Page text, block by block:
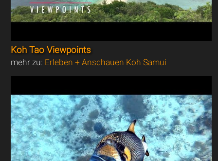
Koh Tao Viewpoints
mehr zu: Erleben + Anschauen Koh Samui